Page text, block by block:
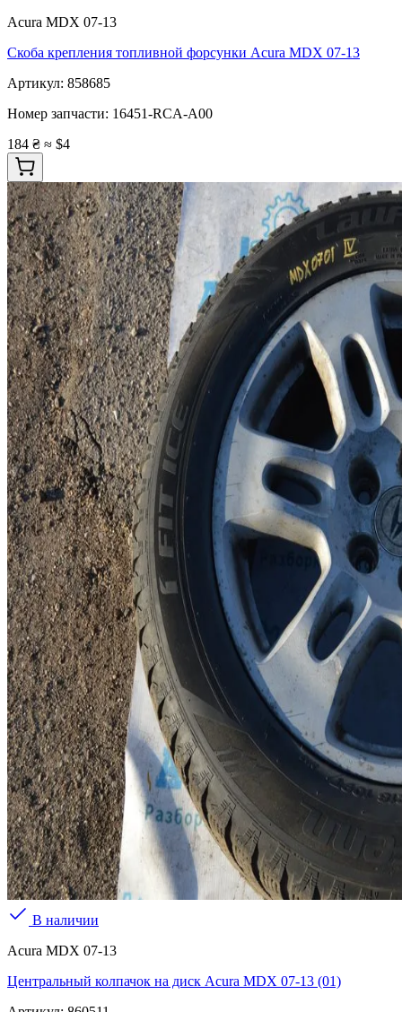
Acura MDX 07-13
Скоба крепления топливной форсунки Acura MDX 07-13
Артикул: 858685
Номер запчасти: 16451-RCA-A00
184 ₴ ≈ $4
В наличии
Acura MDX 07-13
Центральный колпачок на диск Acura MDX 07-13 (01)